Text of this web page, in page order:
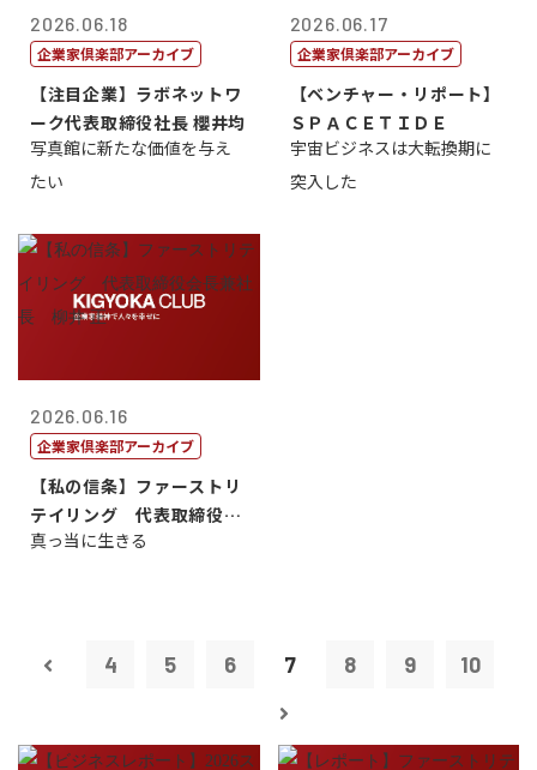
2026.06.18
企業家倶楽部アーカイブ
【注目企業】ラボネットワ
ーク代表取締役社長 櫻井均
写真館に新たな価値を与え
たい
2026.06.17
企業家倶楽部アーカイブ
【ベンチャー・リポート】
ＳＰＡＣＥＴＩＤＥ
宇宙ビジネスは大転換期に
突入した
2026.06.16
企業家倶楽部アーカイブ
【私の信条】ファーストリ
テイリング 代表取締役会
長兼社長 柳...
真っ当に生きる
4 5 6 7 8 9 10